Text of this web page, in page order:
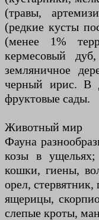
(травы,
(редкие кусты
(менее 1%
кермесовый
земляничное
черный ирис. В
фруктовые сады.
Животный мир
Фауна
козы в
кошки, гиены,
орел,
ящерицы,
слепые кроты,